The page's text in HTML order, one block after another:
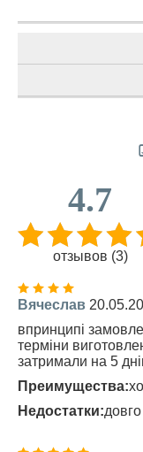
4.7
отзывов (3)
Вячеслав
впринципі
терміни
затримали на 5
Преимущества:
Недостатки: